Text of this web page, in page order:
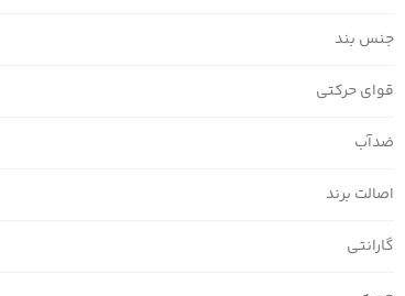
جنس بند
قوای حرکتی
ضدآب
اصالت برند
گارانتی